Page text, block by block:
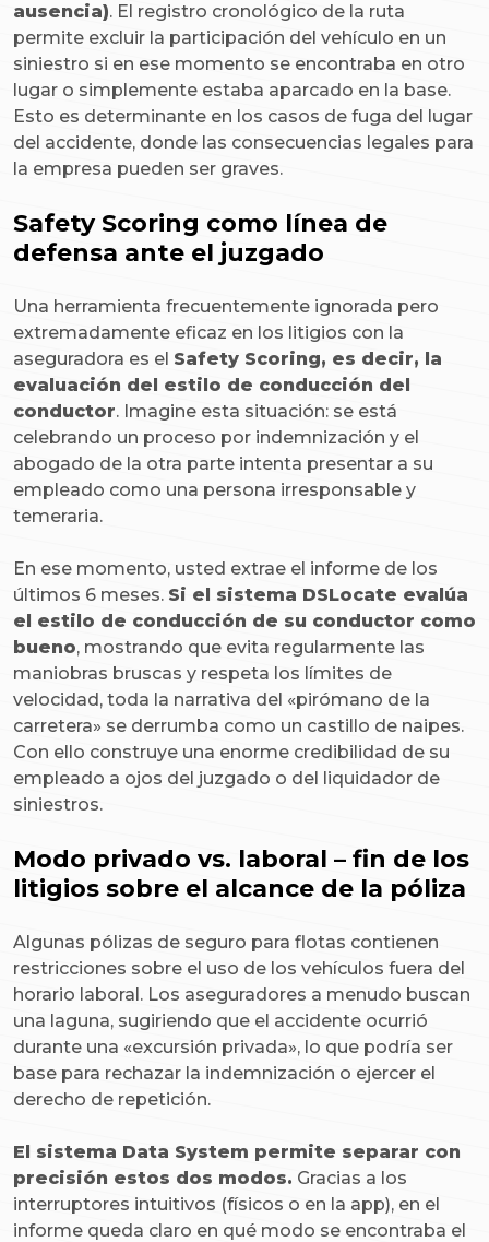
ausencia). El registro cronológico de la ruta
permite excluir la participación del vehículo en un
siniestro si en ese momento se encontraba en otro
lugar o simplemente estaba aparcado en la base.
Esto es determinante en los casos de fuga del lugar
del accidente, donde las consecuencias legales para
la empresa pueden ser graves.
Safety Scoring como línea de
defensa ante el juzgado
Una herramienta frecuentemente ignorada pero
extremadamente eficaz en los litigios con la
aseguradora es el Safety Scoring, es decir, la
evaluación del estilo de conducción del
conductor. Imagine esta situación: se está
celebrando un proceso por indemnización y el
abogado de la otra parte intenta presentar a su
empleado como una persona irresponsable y
temeraria.
En ese momento, usted extrae el informe de los
últimos 6 meses. Si el sistema DSLocate evalúa
el estilo de conducción de su conductor como
bueno, mostrando que evita regularmente las
maniobras bruscas y respeta los límites de
velocidad, toda la narrativa del «pirómano de la
carretera» se derrumba como un castillo de naipes.
Con ello construye una enorme credibilidad de su
empleado a ojos del juzgado o del liquidador de
siniestros.
Modo privado vs. laboral – fin de los
litigios sobre el alcance de la póliza
Algunas pólizas de seguro para flotas contienen
restricciones sobre el uso de los vehículos fuera del
horario laboral. Los aseguradores a menudo buscan
una laguna, sugiriendo que el accidente ocurrió
durante una «excursión privada», lo que podría ser
base para rechazar la indemnización o ejercer el
derecho de repetición.
El sistema Data System permite separar con
precisión estos dos modos. Gracias a los
interruptores intuitivos (físicos o en la app), en el
informe queda claro en qué modo se encontraba el